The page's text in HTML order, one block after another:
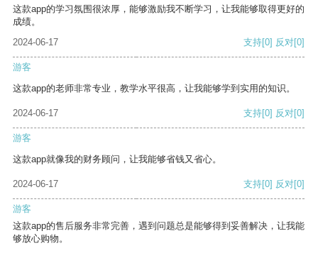
这款app的学习氛围很浓厚，能够激励我不断学习，让我能够取得更好的
成绩。
2024-06-17
支持[0] 反对[0]
游客
这款app的老师非常专业，教学水平很高，让我能够学到实用的知识。
2024-06-17 支持[0] 反对[0]
游客
这款app就像我的财务顾问，让我能够省钱又省心。
2024-06-17 支持[0] 反对[0]
游客
这款app的售后服务非常完善，遇到问题总是能够得到妥善解决，让我能
够放心购物。